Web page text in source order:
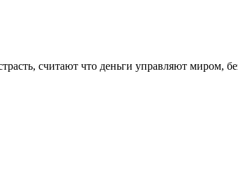
считают что деньги управляют миром,